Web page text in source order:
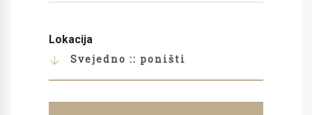
Lokacija
Svejedno :: poništi